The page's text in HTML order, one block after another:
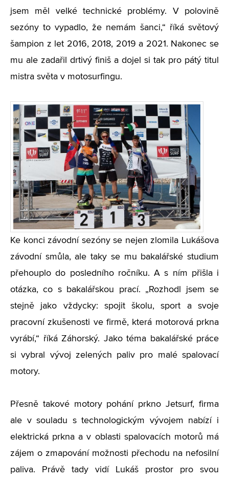
jsem měl velké technické problémy. V polovině
sezóny to vypadlo, že nemám šanci,“ říká světový
šampion z let 2016, 2018, 2019 a 2021. Nakonec se
mu ale zadařil drtivý finiš a dojel si tak pro pátý titul
mistra světa v motosurfingu.
Ke konci závodní sezóny se nejen zlomila Lukášova
závodní smůla, ale taky se mu bakalářské studium
přehouplo do posledního ročníku. A s ním přišla i
otázka, co s bakalářskou prací. „Rozhodl jsem se
stejně jako vždycky: spojit školu, sport a svoje
pracovní zkušenosti ve firmě, která motorová prkna
vyrábí,“ říká Záhorský. Jako téma bakalářské práce
si vybral vývoj zelených paliv pro malé spalovací
motory.
Přesně takové motory pohání prkno Jetsurf, firma
ale v souladu s technologickým vývojem nabízí i
elektrická prkna a v oblasti spalovacích motorů má
zájem o zmapování možnosti přechodu na nefosilní
paliva. Právě tady vidí Lukáš prostor pro svou